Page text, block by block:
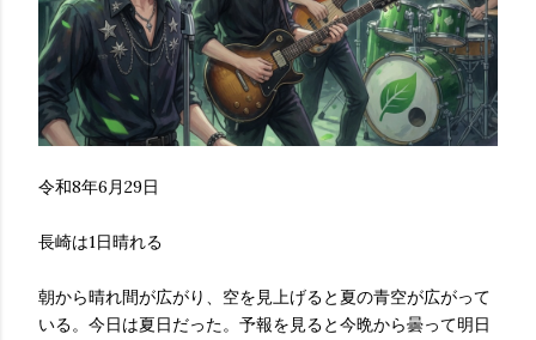
令和8年6月29日
長崎は1日晴れる
朝から晴れ間が広がり、空を見上げると夏の青空が広がって
いる。今日は夏日だった。予報を見ると今晩から曇って明日